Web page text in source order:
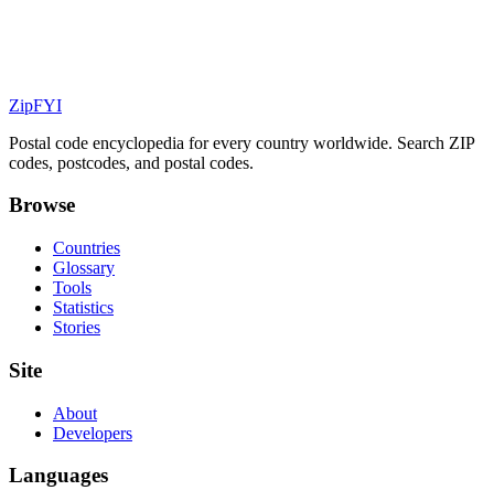
ZipFYI
Postal code encyclopedia for every country worldwide. Search ZIP
codes, postcodes, and postal codes.
Browse
Countries
Glossary
Tools
Statistics
Stories
Site
About
Developers
Languages